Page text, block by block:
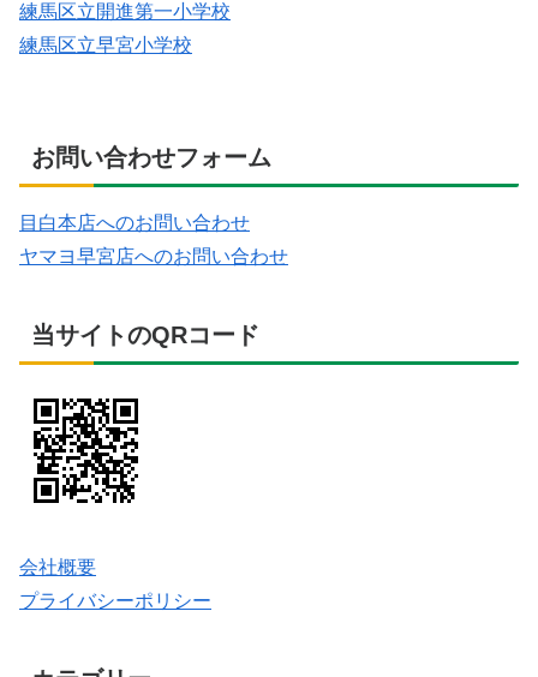
練馬区立開進第一小学校
練馬区立早宮小学校
お問い合わせフォーム
目白本店へのお問い合わせ
ヤマヨ早宮店へのお問い合わせ
当サイトのQRコード
会社概要
プライバシーポリシー